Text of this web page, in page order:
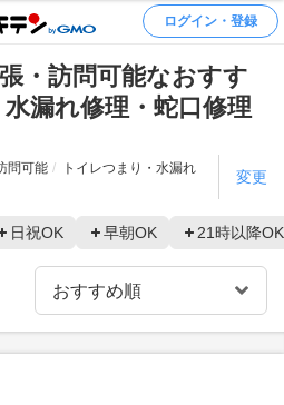
ログイン・登録
・訪問可能なおすす
漏れ修理・蛇口修理
問可能
トイレつまり・水漏れ
変更
日祝OK 早朝OK 21時以降OK